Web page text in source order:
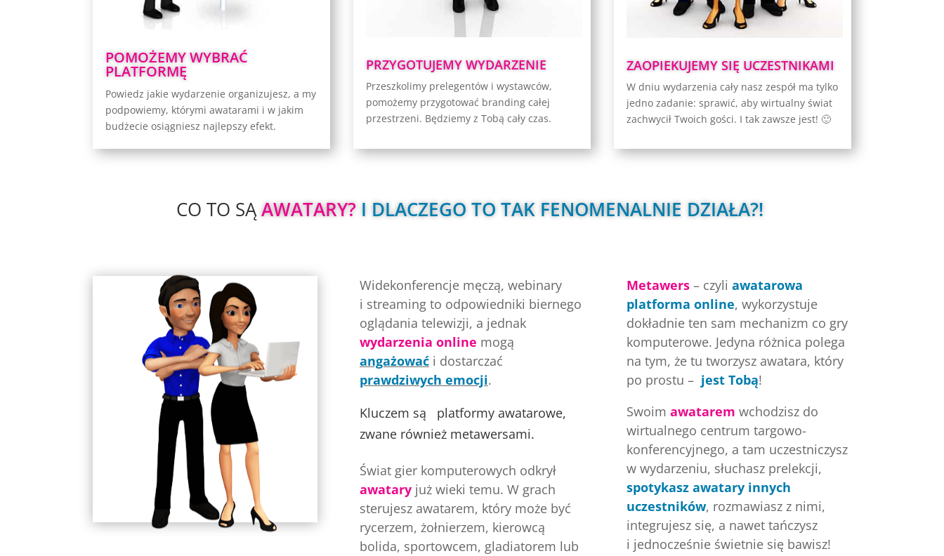
POMOŻEMY WYBRAĆ
PLATFORMĘ
Powiedz jakie wydarzenie organizujesz, a my
podpowiemy, którymi awatarami i w jakim
budżecie osiągniesz najlepszy efekt.
Jeżeli planujesz spotkanie integracyjne dla
aktywności i atrakcje wykorzystają
maksimum potencjału wirtualnej
rzeczywistości, dostarczając Wam wiele
niezapomnianych wrażeń.
PRZYGOTUJEMY WYDARZENIE
Przeszkolimy prelegentów i wystawców,
pomożemy przygotować branding całej
przestrzeni. Będziemy z Tobą cały czas.
aby prelegenci, wystawcy i goście po prostu
świetnie się bawili uczestnicząc
w perfekcyjnie przygotowanym wydarzeniu.
Tak, zupełnie tak samo jak w realnym
świecie!
ZAOPIEKUJEMY SIĘ UCZESTNIKAMI
W dniu wydarzenia cały nasz zespół ma tylko
jedno zadanie: sprawić, aby wirtualny świat
zachwycił Twoich gości. I tak zawsze jest! 🙂
Na każdej sali wykładowej czuwa wspacie
techniczne, reagujące natychmiast
wymagają pomocy.
A na koniec, zawsze mamy niesamowitą
atrakcję niespodziankę, która na długo
zapada w pamięci wszystkich uczestników!
CO TO SĄ AWATARY? I DLACZEGO TO TAK FENOMENALNIE DZIAŁA?!
Widekonferencje męczą, webinary
i streaming to odpowiedniki biernego
oglądania telewizji, a jednak
wydarzenia online mogą
angażowaći dostarczać
prawdziwych emocji.
Kluczem są platformy awatarowe,
zwane również metawersami.
Świat gier komputerowych odkrył
awataryjuż wieki temu. W grach
sterujesz awatarem, który może być
rycerzem, żołnierzem, kierowcą
bolida, sportowcem, gladiatorem lub
Metawers – czyli awatarowa
platforma online, wykorzystuje
dokładnie ten sam mechanizm co gry
komputerowe. Jedyna różnica polega
na tym, że tu tworzysz awatara, który
po prostu – jest Tobą!
Swoim awatarem wchodzisz do
wirtualnego centrum targowo-
konferencyjnego, a tam uczestniczysz
w wydarzeniu, słuchasz prelekcji,
spotykasz awatary innych
uczestników, rozmawiasz z nimi,
integrujesz się, a nawet tańczysz
i jednocześnie świetnie się bawisz!